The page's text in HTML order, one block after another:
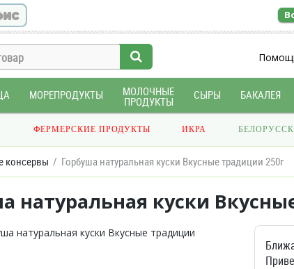
МОРЕПРОДУКТЫ МОЛОЧНЫЕ
ПРОДУКТЫ
СЫРЫ БАКАЛЕЯ
ФЕРМЕРСКИЕ ПРОДУКТЫ ИКРА
консервы Горбуша натуральная куски Вкусные традиции 250г
натуральная куски